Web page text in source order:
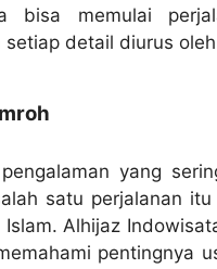
bisa memulai
detail diurus
yang
satu perjalanan
Alhijaz
pentingnya